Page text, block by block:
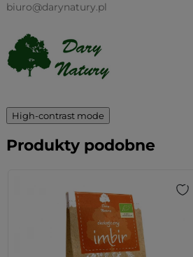
biuro@darynatury.pl
High-contrast mode
Produkty podobne